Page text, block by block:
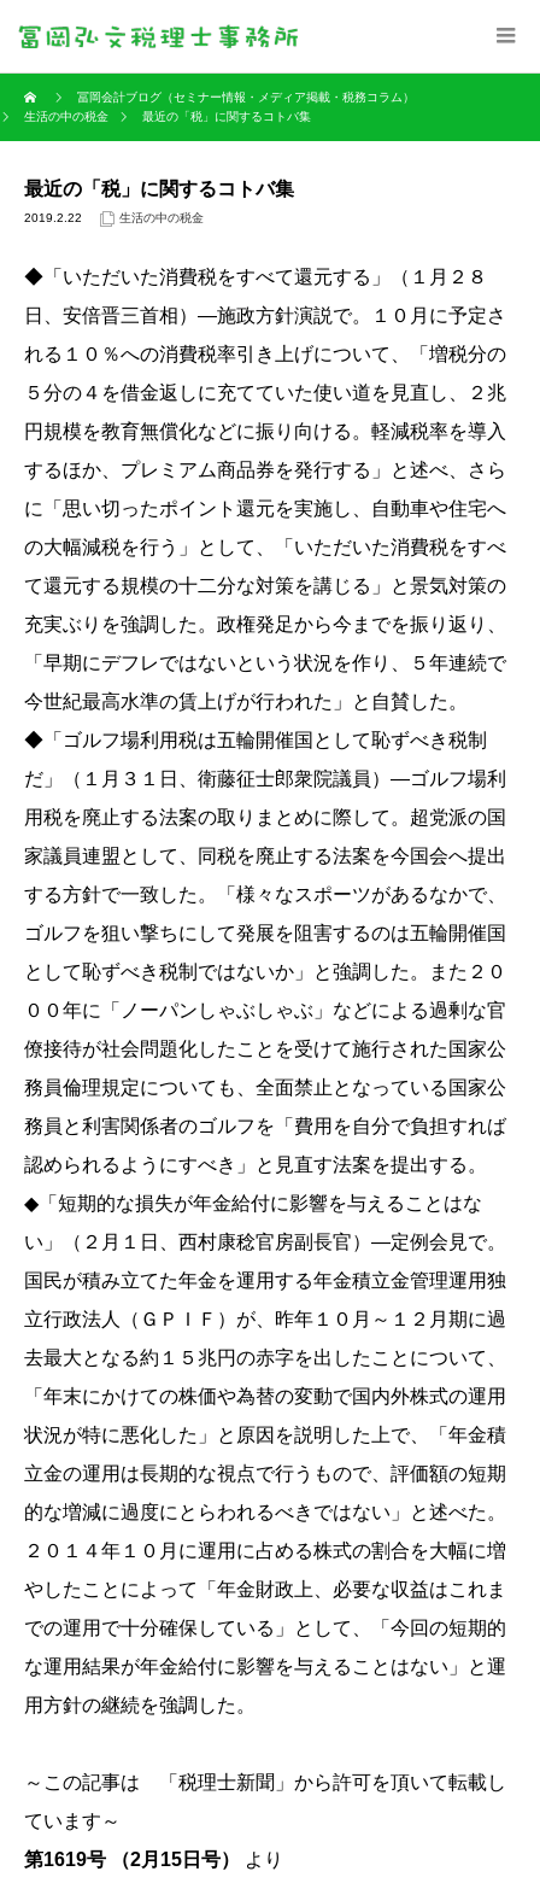
冨岡会計ブログ（セミナー情報・メディア掲載・税務コラム）
生活の中の税金
最近の「税」に関するコトバ集
最近の「税」に関するコトバ集
2019.2.22 生活の中の税金
◆「いただいた消費税をすべて還元する」（１月２８
日、安倍晋三首相）―施政方針演説で。１０月に予定さ
れる１０％への消費税率引き上げについて、「増税分の
５分の４を借金返しに充てていた使い道を見直し、２兆
円規模を教育無償化などに振り向ける。軽減税率を導入
するほか、プレミアム商品券を発行する」と述べ、さら
に「思い切ったポイント還元を実施し、自動車や住宅へ
の大幅減税を行う」として、「いただいた消費税をすべ
て還元する規模の十二分な対策を講じる」と景気対策の
充実ぶりを強調した。政権発足から今までを振り返り、
「早期にデフレではないという状況を作り、５年連続で
今世紀最高水準の賃上げが行われた」と自賛した。
◆「ゴルフ場利用税は五輪開催国として恥ずべき税制
だ」（１月３１日、衛藤征士郎衆院議員）―ゴルフ場利
用税を廃止する法案の取りまとめに際して。超党派の国
家議員連盟として、同税を廃止する法案を今国会へ提出
する方針で一致した。「様々なスポーツがあるなかで、
ゴルフを狙い撃ちにして発展を阻害するのは五輪開催国
として恥ずべき税制ではないか」と強調した。また２０
００年に「ノーパンしゃぶしゃぶ」などによる過剰な官
僚接待が社会問題化したことを受けて施行された国家公
務員倫理規定についても、全面禁止となっている国家公
務員と利害関係者のゴルフを「費用を自分で負担すれば
認められるようにすべき」と見直す法案を提出する。
◆「短期的な損失が年金給付に影響を与えることはな
い」（２月１日、西村康稔官房副長官）―定例会見で。
国民が積み立てた年金を運用する年金積立金管理運用独
立行政法人（ＧＰＩＦ）が、昨年１０月～１２月期に過
去最大となる約１５兆円の赤字を出したことについて、
「年末にかけての株価や為替の変動で国内外株式の運用
状況が特に悪化した」と原因を説明した上で、「年金積
立金の運用は長期的な視点で行うもので、評価額の短期
的な増減に過度にとらわれるべきではない」と述べた。
２０１４年１０月に運用に占める株式の割合を大幅に増
やしたことによって「年金財政上、必要な収益はこれま
での運用で十分確保している」として、「今回の短期的
な運用結果が年金給付に影響を与えることはない」と運
用方針の継続を強調した。
～この記事は 「税理士新聞」から許可を頂いて転載し
ています～
第1619号 （2月15日号）
より